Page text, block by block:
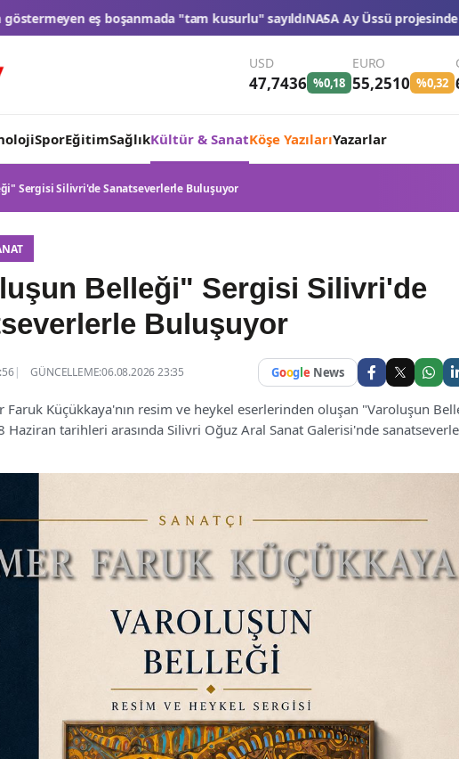
"tam kusurlu" sayıldıNASA Ay Üssü projesinde tarihi eşik: 4 ticari araç
USD
47,7436 %0,18
EURO
55,2510 %0,32
SporEğitimSağlıkKültür & SanatKöşe YazılarıYazarlar
Sergisi Silivri'de Sanatseverlerle Buluşuyor
Belleği" Sergisi Silivri'de
Buluşuyor
GÜNCELLEME:06.08.2026 23:35 Google News
Faruk Küçükkaya'nın resim ve heykel eserlerinden oluşan "Varoluşun
Haziran tarihleri arasında Silivri Oğuz Aral Sanat Galerisi'nde